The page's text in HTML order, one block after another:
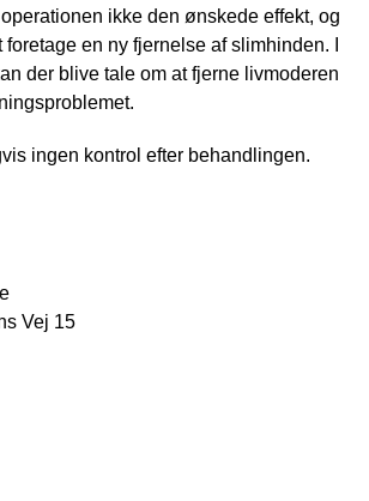
ikke den ønskede effekt, og
en ny fjernelse af slimhinden. I
der blive tale om at fjerne livmoderen
ingen kontrol efter behandlingen.
Vej 15